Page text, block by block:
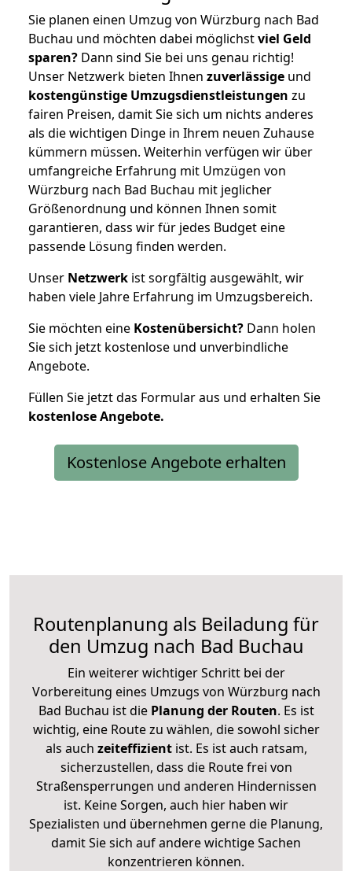
Sie planen einen Umzug von Würzburg nach Bad
Buchau und möchten dabei möglichstviel Geld
sparen? Dann sind Sie bei uns genau richtig!
Unser Netzwerk bieten Ihnen zuverlässige und
kostengünstige Umzugsdienstleistungen zu
fairen Preisen, damit Sie sich um nichts anderes
als die wichtigen Dinge in Ihrem neuen Zuhause
kümmern müssen. Weiterhin verfügen wir über
umfangreiche Erfahrung mit Umzügen von
Würzburg nach Bad Buchau mit jeglicher
Größenordnung und können Ihnen somit
garantieren, dass wir für jedes Budget eine
passende Lösung finden werden.
Unser Netzwerk ist sorgfältig ausgewählt, wir
haben viele Jahre Erfahrung im Umzugsbereich.
Sie möchten eine Kostenübersicht? Dann holen
Sie sich jetzt kostenlose und unverbindliche
Angebote.
Füllen Sie jetzt das Formular aus und erhalten Sie
kostenloseAngebote.
Kostenlose Angebote erhalten
Routenplanung als Beiladung für
den Umzug nach Bad Buchau
Ein weiterer wichtiger Schritt bei der
Vorbereitung eines Umzugs von Würzburg nach
Bad Buchau ist diePlanung der Routen. Es ist
wichtig, eine Route zu wählen, die sowohl sicher
als auch zeiteffizientist. Es ist auch ratsam,
sicherzustellen, dass die Route frei von
Straßensperrungen und anderen Hindernissen
ist. Keine Sorgen, auch hier haben wir
Spezialisten und übernehmen gerne die Planung,
damit Sie sich auf andere wichtige Sachen
konzentrieren können.